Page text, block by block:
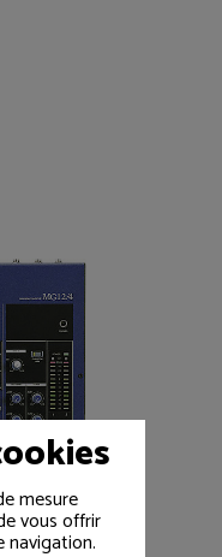
mesure
vous offrir
navigation.